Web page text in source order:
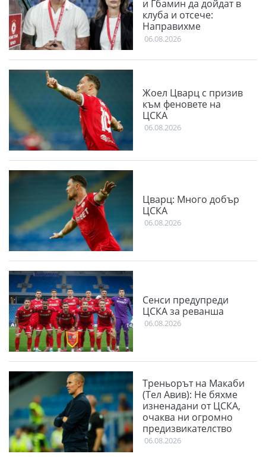
и Гбамин да дойдат в
клуба и отсече:
Направихме
изключителен двубой
06.08.2026
Жоел Цварц с призив
към феновете на
ЦСКА
06.08.2026
Цварц: Много добър
ЦСКА
06.08.2026
Сенси предупреди
ЦСКА за реванша
06.08.2026
Треньорът на Макаби
(Тел Авив): Не бяхме
изненадани от ЦСКА,
очаква ни огромно
предизвикателство
06.08.2026